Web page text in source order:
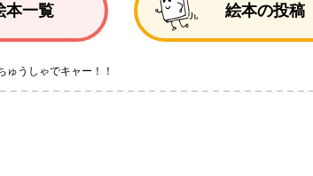
本一覧 絵本の投稿
ゅうしゃでキャー！！